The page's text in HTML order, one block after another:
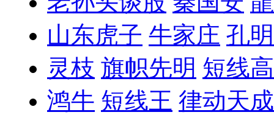
山东虎子 牛家庄 孔
灵枝 旗帜先明 短线
鸿牛 短线王 律动天成